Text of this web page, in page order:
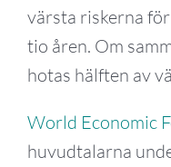
värsta riskerna
tio åren. Om
hotas hälften av
World Economic
huvudtalarna